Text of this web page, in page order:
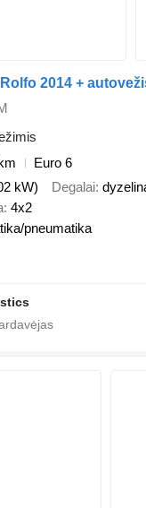
2014 +
Euro 6
kW) Degalai
4x2
pneumatika